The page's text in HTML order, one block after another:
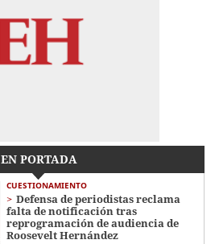
EN PORTADA
CUESTIONAMIENTO
Defensa de periodistas reclama
falta de notificación tras
reprogramación de audiencia de
Roosevelt Hernández